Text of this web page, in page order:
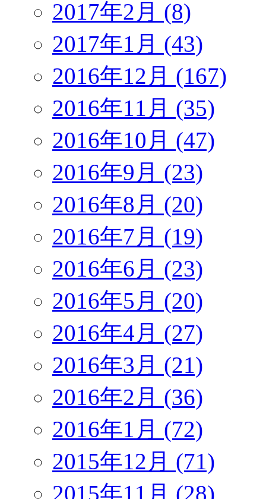
2017年2月 (8)
2017年1月 (43)
2016年12月 (167)
2016年11月 (35)
2016年10月 (47)
2016年9月 (23)
2016年8月 (20)
2016年7月 (19)
2016年6月 (23)
2016年5月 (20)
2016年4月 (27)
2016年3月 (21)
2016年2月 (36)
2016年1月 (72)
2015年12月 (71)
2015年11月 (28)